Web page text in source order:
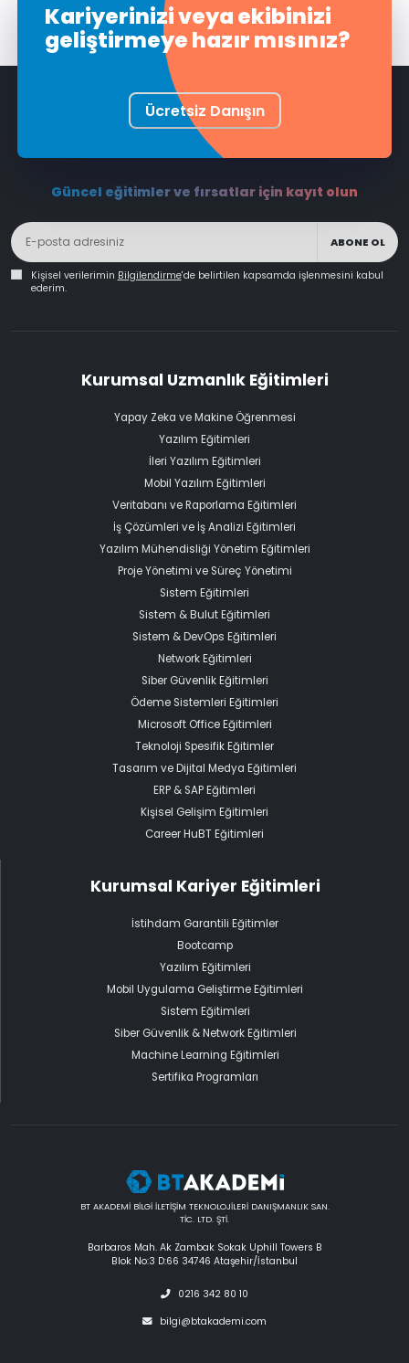
Kariyerinizi veya ekibinizi
geliştirmeye hazır mısınız?
Ücretsiz Danışın
Güncel eğitimler ve fırsatlar için kayıt olun
ABONE OL
Kişisel verilerimin Bilgilendirme'de belirtilen kapsamda işlenmesini kabul
ederim.
Kurumsal Uzmanlık Eğitimleri
Yapay Zeka ve Makine Öğrenmesi
Yazılım Eğitimleri
İleri Yazılım Eğitimleri
Mobil Yazılım Eğitimleri
Veritabanı ve Raporlama Eğitimleri
İş Çözümleri ve İş Analizi Eğitimleri
Yazılım Mühendisliği Yönetim Eğitimleri
Proje Yönetimi ve Süreç Yönetimi
Sistem Eğitimleri
Sistem & Bulut Eğitimleri
Sistem & DevOps Eğitimleri
Network Eğitimleri
Siber Güvenlik Eğitimleri
Ödeme Sistemleri Eğitimleri
Microsoft Office Eğitimleri
Teknoloji Spesifik Eğitimler
Tasarım ve Dijital Medya Eğitimleri
ERP & SAP Eğitimleri
Kişisel Gelişim Eğitimleri
Career HuBT Eğitimleri
Kurumsal Kariyer Eğitimleri
İstihdam Garantili Eğitimler
Bootcamp
Yazılım Eğitimleri
Mobil Uygulama Geliştirme Eğitimleri
Sistem Eğitimleri
Siber Güvenlik & Network Eğitimleri
Machine Learning Eğitimleri
Sertifika Programları
BT AKADEMİ BİLGİ İLETİŞİM TEKNOLOJİLERİ DANIŞMANLIK SAN.
TİC. LTD. ŞTİ.
Barbaros Mah. Ak Zambak Sokak Uphill Towers B
Blok No:3 D:66 34746 Ataşehir/İstanbul
0216 342 80 10
bilgi@btakademi.com